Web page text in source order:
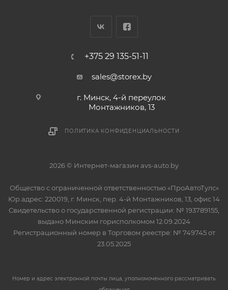
+375 29 135-51-11
sales@storex.by
г. Минск, 4-й переулок
Монтажников, 13
ПОЛИТИКА КОНФИДЕНЦИАЛЬНОСТИ
2026 © Интернет-магазин avs-auto.by
Общество с ограниченной ответственностью «ПроАвтоТулс»
Юр.адрес: 220019, г. Минск, пер. 4-й Монтажников, 13, офис 14
Свидетельство о государственной регистрации: № 193789155,
выдано Минским горисполкомом 12.09.2024
Регистрационный номер в Торговом реестре: № 749745 от
23.05.2025
Номер и адрес электронной почты лица, уполномоченного рассматривать